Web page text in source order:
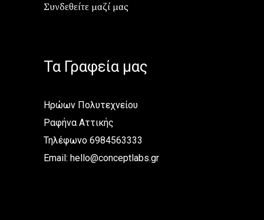
Συνδεθείτε μαζί μας
Τα Γραφεία μας
Ηρώων Πολυτεχνείου
Ραφήνα Αττικής
Τηλέφωνο 6984563333
Email: hello@conceptlabs.gr